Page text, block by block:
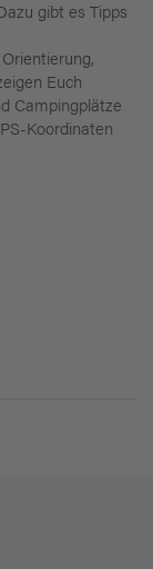
gibt es Tipps
Euch
Campingplätze
Koordinaten